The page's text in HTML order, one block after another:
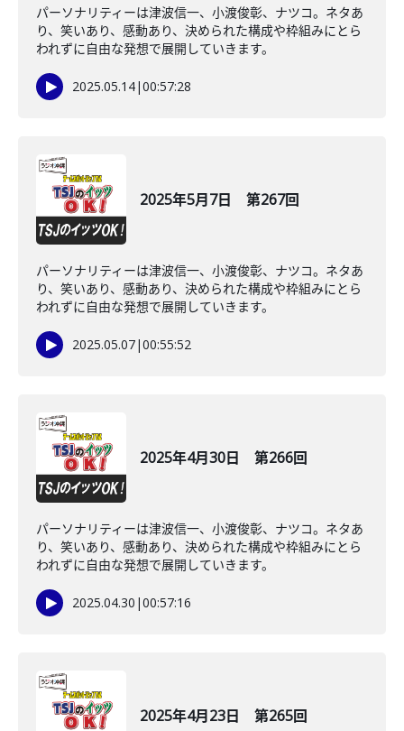
パーソナリティーは津波信一、小渡俊彰、ナツコ。ネタあ
り、笑いあり、感動あり、決められた構成や枠組みにとら
われずに自由な発想で展開していきます。
2025.05.14|00:57:28
2025年5月7日 第267回
パーソナリティーは津波信一、小渡俊彰、ナツコ。ネタあ
り、笑いあり、感動あり、決められた構成や枠組みにとら
われずに自由な発想で展開していきます。
2025.05.07|00:55:52
2025年4月30日 第266回
パーソナリティーは津波信一、小渡俊彰、ナツコ。ネタあ
り、笑いあり、感動あり、決められた構成や枠組みにとら
われずに自由な発想で展開していきます。
2025.04.30 |00:57:16
2025年4月23日 第265回